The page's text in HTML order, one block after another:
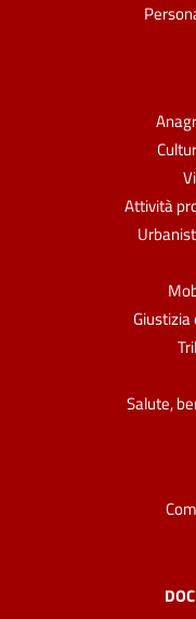
Attività
Salute,